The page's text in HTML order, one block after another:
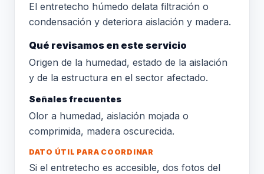
El entretecho húmedo delata filtración o
condensación y deteriora aislación y madera.
Qué revisamos en este servicio
Origen de la humedad, estado de la aislación
y de la estructura en el sector afectado.
Señales frecuentes
Olor a humedad, aislación mojada o
comprimida, madera oscurecida.
DATO ÚTIL PARA COORDINAR
Si el entretecho es accesible, dos fotos del